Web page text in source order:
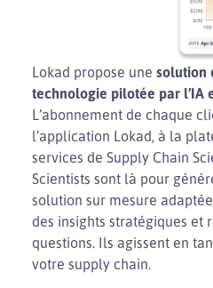
Lokad propose une solution
technologie pilotée par l’IA
L’abonnement de chaque
l’application Lokad, à la
services de Supply Chain
Scientists sont là pour
solution sur mesure
des insights stratégiques et
questions. Ils agissent en
votre supply chain.